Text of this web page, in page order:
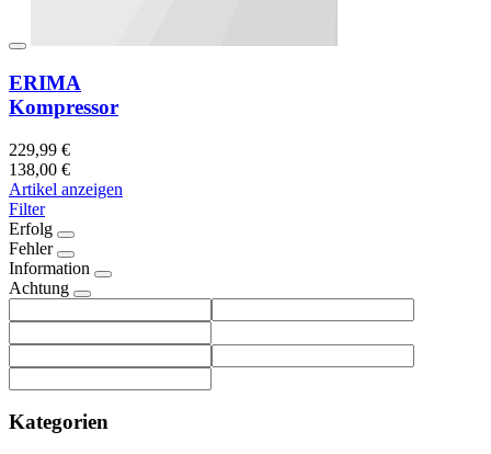
ERIMA
Kompressor
229,99 €
138,00 €
Artikel anzeigen
Filter
Erfolg
Fehler
Information
Achtung
Kategorien